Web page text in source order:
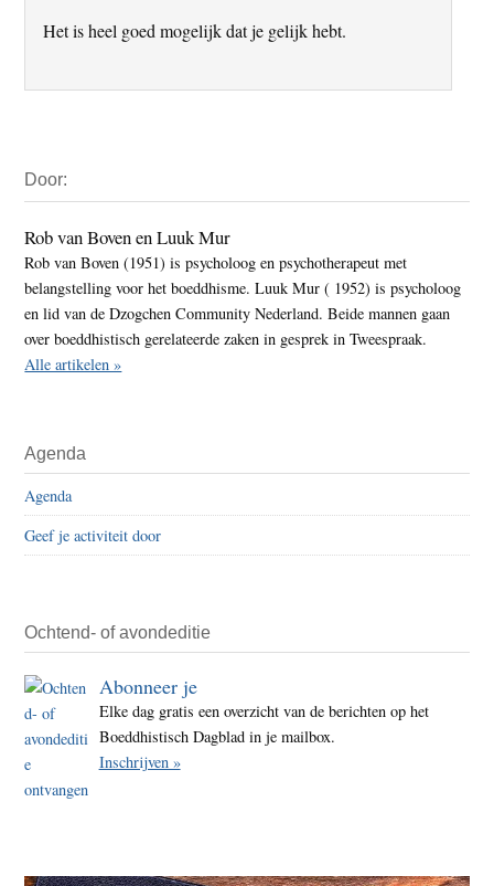
Het is heel goed mogelijk dat je gelijk hebt.
Sidebar
Door:
Rob van Boven en Luuk Mur
Rob van Boven (1951) is psycholoog en psychotherapeut met
belangstelling voor het boeddhisme. Luuk Mur ( 1952) is psycholoog
en lid van de Dzogchen Community Nederland. Beide mannen gaan
over boeddhistisch gerelateerde zaken in gesprek in Tweespraak.
Alle artikelen »
Agenda
Agenda
Geef je activiteit door
Ochtend- of avondeditie
Abonneer je
Elke dag gratis een overzicht van de berichten op het
Boeddhistisch Dagblad in je mailbox.
Inschrijven »